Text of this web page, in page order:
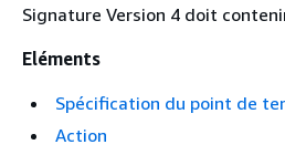
Signature Version 4 doit
Eléments
Spécification du point de
Action